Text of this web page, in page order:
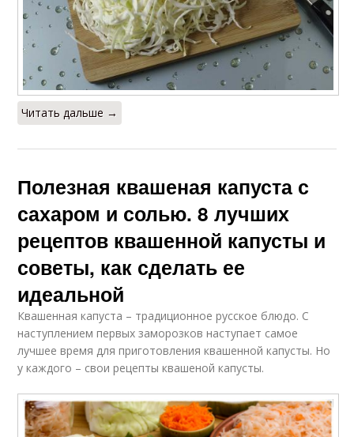
Читать дальше →
Полезная квашеная капуста с
сахаром и солью. 8 лучших
рецептов квашенной капусты и
советы, как сделать ее
идеальной
Квашенная капуста – традиционное русское блюдо. С
наступлением первых заморозков наступает самое
лучшее время для приготовления квашенной капусты. Но
у каждого – свои рецепты квашеной капусты.